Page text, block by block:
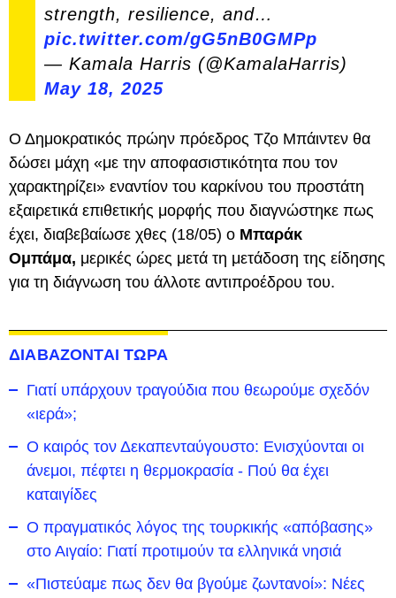
strength, resilience, and…
pic.twitter.com/gG5nB0GMPp
— Kamala Harris (@KamalaHarris)
May 18, 2025
Ο Δημοκρατικός πρώην πρόεδρος Τζο Μπάιντεν θα
δώσει μάχη «με την αποφασιστικότητα που τον
χαρακτηρίζει» εναντίον του καρκίνου του προστάτη
εξαιρετικά επιθετικής μορφής που διαγνώστηκε πως
έχει, διαβεβαίωσε χθες (18/05) ο Μπαράκ
Ομπάμα, μερικές ώρες μετά τη μετάδοση της είδησης
για τη διάγνωση του άλλοτε αντιπροέδρου του.
ΔΙΑΒΑΖΟΝΤΑΙ ΤΩΡΑ
Γιατί υπάρχουν τραγούδια που θεωρούμε σχεδόν
«ιερά»;
Ο καιρός τον Δεκαπενταύγουστο: Ενισχύονται οι
άνεμοι, πέφτει η θερμοκρασία - Πού θα έχει
καταιγίδες
Ο πραγματικός λόγος της τουρκικής «απόβασης»
στο Αιγαίο: Γιατί προτιμούν τα ελληνικά νησιά
«Πιστεύαμε πως δεν θα βγούμε ζωντανοί»: Νέες